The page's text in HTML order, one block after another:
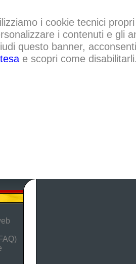
i cookie tecnici
i contenuti e gli
questo banner,
e scopri come